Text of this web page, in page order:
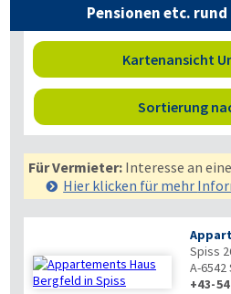
Pensionen etc. rund
Kartenansicht
Sortierung
Für Vermieter: Interesse an
Hier klicken für mehr
Spiss
A-6542
+43-